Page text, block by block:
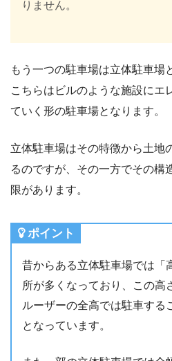
りません。
もう一つの駐車場は立体駐車場
こちらはビルのような施設にエ
ていく形の駐車場となります。
立体駐車場はその特徴から土地
るのですが、その一方でその構
限があります。
ポイント
昔からある立体駐車場では「
所が多くなっており、この高
ルーザーの全高では駐車する
となっています。